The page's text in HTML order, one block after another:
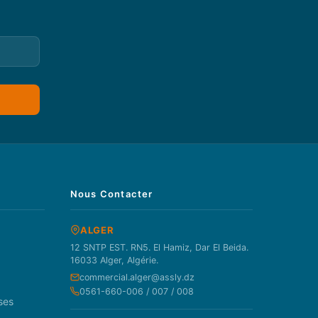
Nous Contacter
ALGER
12 SNTP EST. RN5. El Hamiz, Dar El Beida.
16033 Alger, Algérie.
commercial.alger@assly.dz
0561-660-006 / 007 / 008